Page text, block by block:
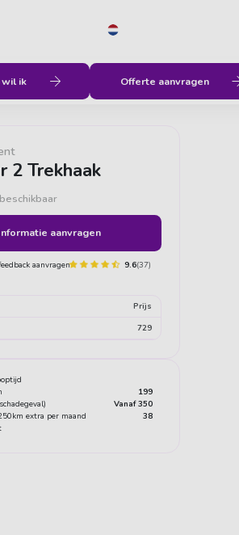
Geen verborgen kosten
2 Trekhaak
aanvragen
9.6(37)
Prijs
729
199
Vanaf 350
extra per maand
38
wil ik Offerte aanvragen